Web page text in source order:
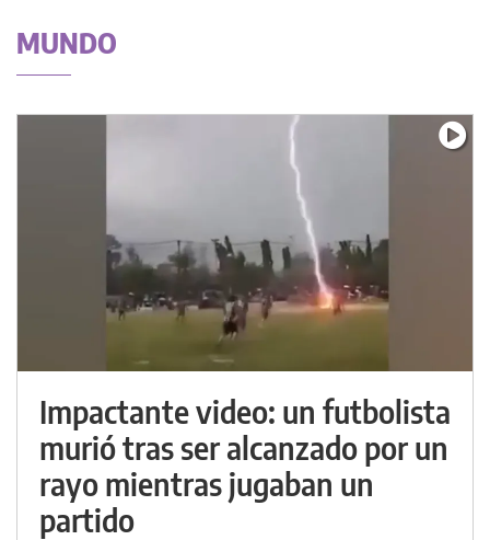
MUNDO
Impactante video: un futbolista
murió tras ser alcanzado por un
rayo mientras jugaban un
partido